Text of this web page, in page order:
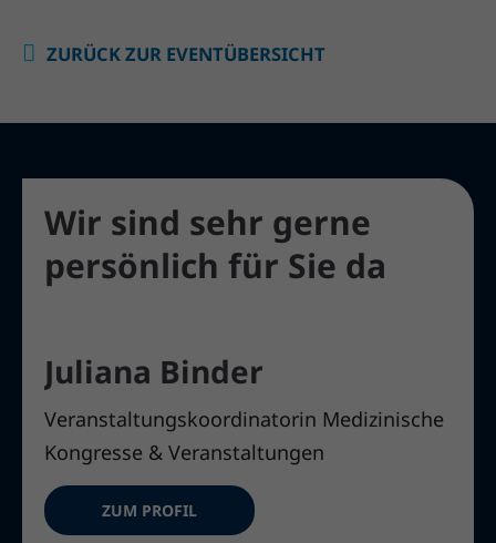
ZURÜCK ZUR EVENTÜBERSICHT
Wir sind sehr gerne
persönlich für Sie da
Juliana Binder
Veranstaltungskoordinatorin Medizinische
Kongresse & Veranstaltungen
ZUM PROFIL